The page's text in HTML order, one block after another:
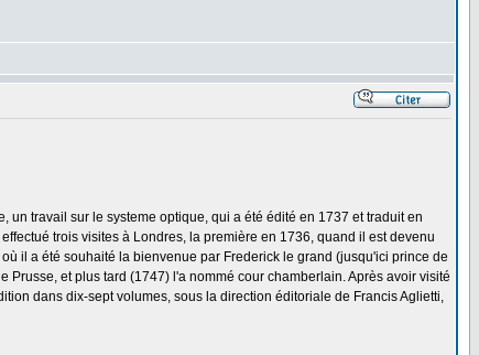
travail sur le systeme optique, qui a été édité en 1737 et traduit en
trois visites à Londres, la première en 1736, quand il est devenu
il a été souhaité la bienvenue par Frederick le grand (jusqu'ici prince de
et plus tard (1747) l'a nommé cour chamberlain. Après avoir visité
dans dix-sept volumes, sous la direction éditoriale de Francis Aglietti,